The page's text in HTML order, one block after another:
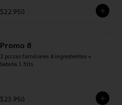
$22.950
Promo 8
2 pizzas familiares 4 ingredientes +
bebida 1.5lts
$23.950